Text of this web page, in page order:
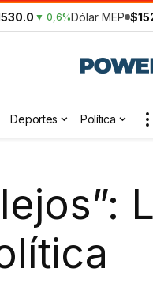
▼ 0,6%Dólar MEP
Deportes Política